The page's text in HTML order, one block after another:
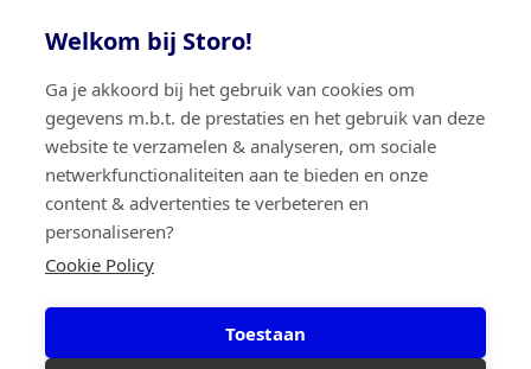
Welkom bij Storo!
Ga je akkoord bij het gebruik van cookies om
gegevens m.b.t. de prestaties en het gebruik van deze
website te verzamelen & analyseren, om sociale
netwerkfunctionaliteiten aan te bieden en onze
content & advertenties te verbeteren en
personaliseren?
Cookie Policy
Toestaan
Over storo
Sitemap
VOLG ONS
Facebook